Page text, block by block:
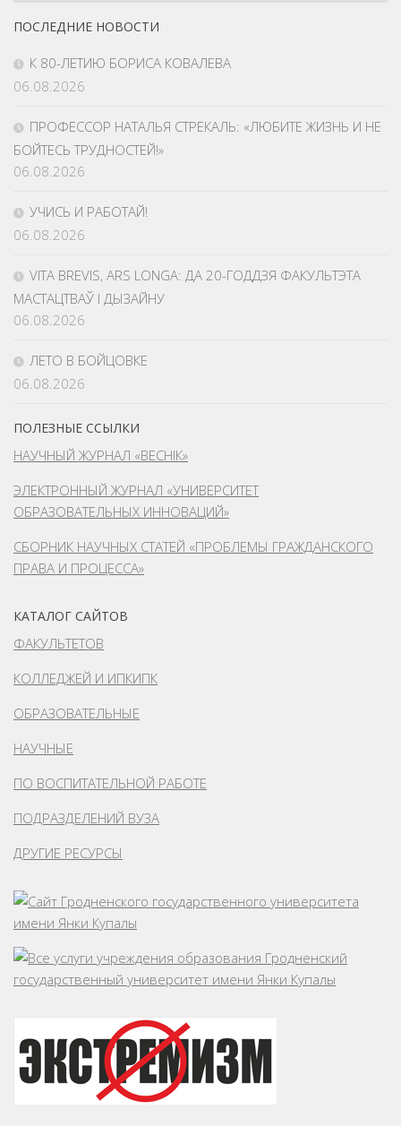
ПОСЛЕДНИЕ НОВОСТИ
К 80-ЛЕТИЮ БОРИСА КОВАЛЕВА
06.08.2026
ПРОФЕССОР НАТАЛЬЯ СТРЕКАЛЬ: «ЛЮБИТЕ ЖИЗНЬ И НЕ
БОЙТЕСЬ ТРУДНОСТЕЙ!»
06.08.2026
УЧИСЬ И РАБОТАЙ!
06.08.2026
VITA BREVIS, ARS LONGA: ДА 20-ГОДДЗЯ ФАКУЛЬТЭТА
МАСТАЦТВАЎ І ДЫЗАЙНУ
06.08.2026
ЛЕТО В БОЙЦОВКЕ
06.08.2026
ПОЛЕЗНЫЕ ССЫЛКИ
НАУЧНЫЙ ЖУРНАЛ «ВЕСНІК»
ЭЛЕКТРОННЫЙ ЖУРНАЛ «УНИВЕРСИТЕТ
ОБРАЗОВАТЕЛЬНЫХ ИННОВАЦИЙ»
СБОРНИК НАУЧНЫХ СТАТЕЙ «ПРОБЛЕМЫ ГРАЖДАНСКОГО
ПРАВА И ПРОЦЕССА»
КАТАЛОГ САЙТОВ
ФАКУЛЬТЕТОВ
КОЛЛЕДЖЕЙ И ИПКИПК
ОБРАЗОВАТЕЛЬНЫЕ
НАУЧНЫЕ
ПО ВОСПИТАТЕЛЬНОЙ РАБОТЕ
ПОДРАЗДЕЛЕНИЙ ВУЗА
ДРУГИЕ РЕСУРСЫ